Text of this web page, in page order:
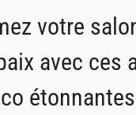
votre
avec ces
étonnantes